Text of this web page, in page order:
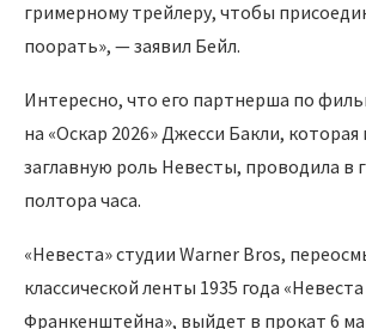
гримерному трейлеру, чтобы
поорать», — заявил Бейл.
Интересно, что его партнерша по
на «Оскар 2026» Джесси Бакли, которая
заглавную роль Невесты, проводила в
полтора часа.
«Невеста» студии Warner Bros,
классической ленты 1935 года «Невеста
Франкенштейна», выйдет в прокат 6